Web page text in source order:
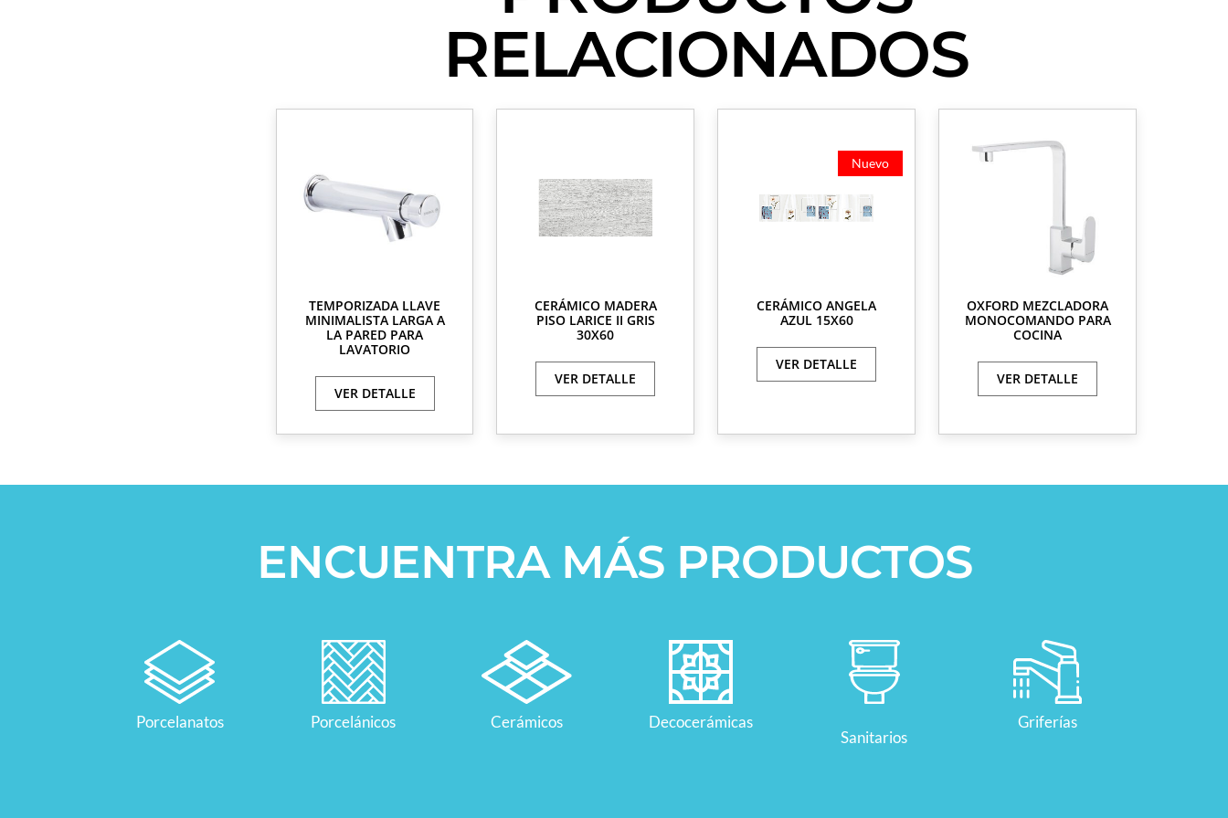
RELACIONADOS
TEMPORIZADA LLAVE
MINIMALISTA LARGA A
LA PARED PARA
LAVATORIO
VER DETALLE
CERÁMICO MADERA
PISO LARICE II GRIS
30X60
VER DETALLE
Nuevo
CERÁMICO ANGELA
AZUL 15X60
VER DETALLE
OXFORD MEZCLADORA
MONOCOMANDO PARA
COCINA
VER DETALLE
ENCUENTRA MÁS PRODUCTOS
Porcelanatos Porcelánicos Cerámicos
Decocerámicas
Sanitarios
Griferías